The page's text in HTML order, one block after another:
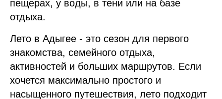
пещерах, у воды, в тени или на базе
отдыха.
Лето в Адыгее - это сезон для первого
знакомства, семейного отдыха,
активностей и больших маршрутов. Если
хочется максимально простого и
насыщенного путешествия, лето подходит